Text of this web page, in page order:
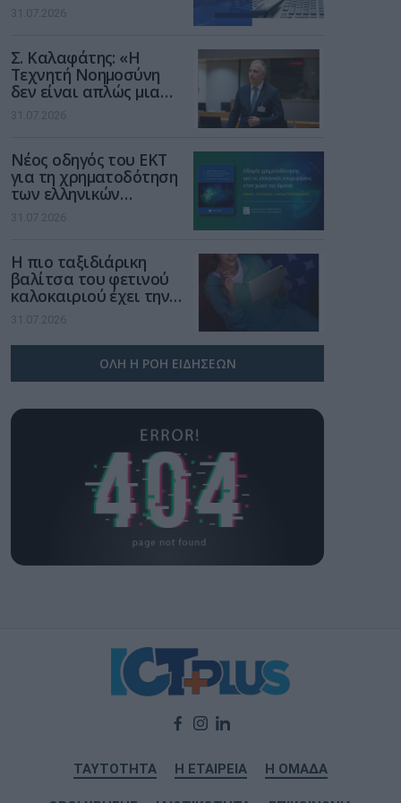
αφορούν τους ΦΗΜ
31.07.2026
Σ. Καλαφάτης: «Η
Τεχνητή Νοημοσύνη
δεν είναι απλώς μια
νέα τεχνολογία, είναι
μια νέα βιομηχανική
31.07.2026
Νέος οδηγός του ΕΚΤ
για τη χρηματοδότηση
των ελληνικών
επιχειρήσεων στον
χώρο της άμυνας
31.07.2026
Η πιο ταξιδιάρικη
βαλίτσα του φετινού
καλοκαιριού έχει την
υπογραφή της Xiaomi
31.07.2026
ΟΛΗ Η ΡΟΗ ΕΙΔΗΣΕΩΝ
ΤΑΥΤΟΤΗΤΑ Η ΕΤΑΙΡΕΙΑ Η ΟΜΑΔΑ